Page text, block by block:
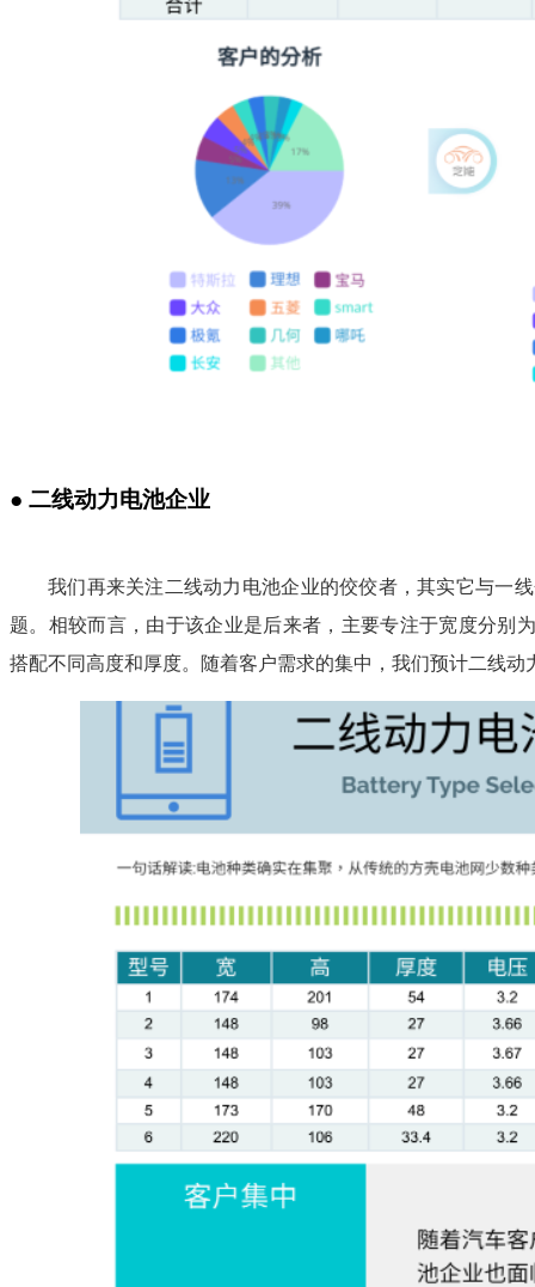
● 二线动力电池企业
我们再来关注二线动力电池企业的佼佼者，其实它与一
题。相较而言，由于该企业是后来者，主要专注于宽度分别
搭配不同高度和厚度。随着客户需求的集中，我们预计二线